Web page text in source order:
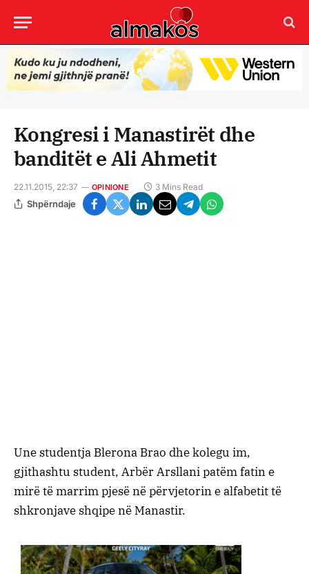
Kongresi i Manastirët dhe
banditët e Ali Ahmetit
22.11.2015, 22:37 OPINIONE 3 Mins Read
Shpërndaje
Une studentja Blerona Brao dhe kolegu im,
gjithashtu student, Arbër Arsllani patëm fatin e
mirë të marrim pjesë në përvjetorin e alfabetit të
shkronjave shqipe në Manastir.